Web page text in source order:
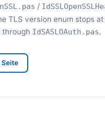
/
TLS version enum stops
through IdSASLOAuth.pas.